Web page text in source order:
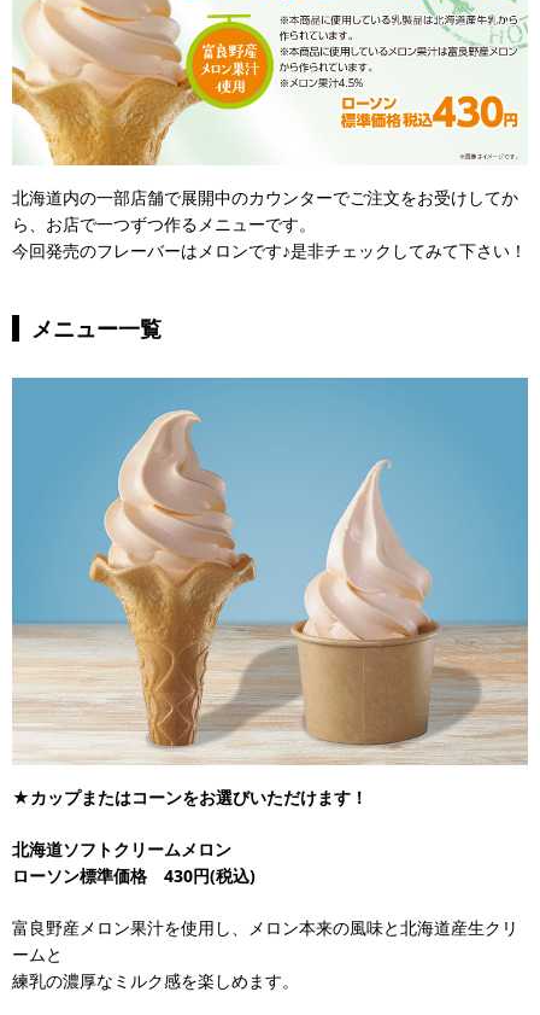
北海道内の一部店舗で展開中のカウンターでご注文をお受けしてか
ら、お店で一つずつ作るメニューです。
今回発売のフレーバーはメロンです♪是非チェックしてみて下さい！
メニュー一覧
★カップまたはコーンをお選びいただけます！
北海道ソフトクリームメロン
ローソン標準価格 430円(税込)
富良野産メロン果汁を使用し、メロン本来の風味と北海道産生クリ
ームと
練乳の濃厚なミルク感を楽しめます。